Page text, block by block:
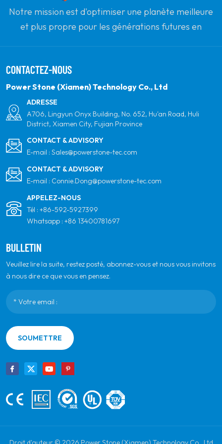
course du soleil, quelle
que soit l'orientation ou
toiture.
course du soleil, quelle
que soit l'orientation ou
toiture.
Notre mission est d'optimiser une planète meilleure
et plus propre pour les générations futures en
propre et de votre partenaire mondial le plus fiable
pour la qualité, le professionnalisme et l'innovation.
CONTACTEZ-NOUS
Power Stone (Xiamen) Technology Co., Ltd
ADRESSE
A706, Lingyun Onyx Building, No. 652, Hu'an Road, Huli
District, Xiamen City, Fujian Province
CONTACT & ADVISORY
E-mail : Sales@powerstone-tec.com
CONTACT & ADVISORY
E-mail : Connie.Dong@powerstone-tec.com
APPELEZ-NOUS
Tél : +86-592-5927399
Whatsapp : +86 13400781697
BULLETIN
Veuillez lire la suite, restez posté, abonnez-vous et nous vous invitons
à nous dire ce que vous en pensez.
SOUMETTRE